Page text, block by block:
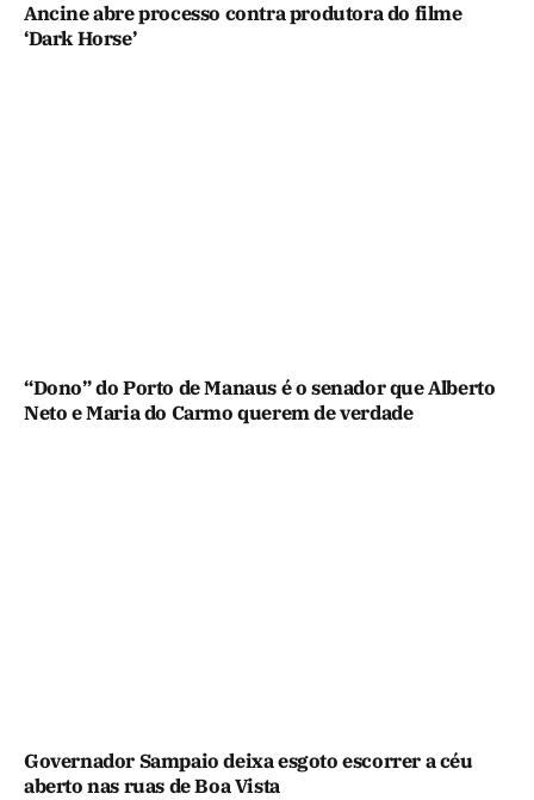
Ancine abre processo contra produtora do filme
‘Dark Horse’
“Dono” do Porto de Manaus é o senador que Alberto
Neto e Maria do Carmo querem de verdade
Governador Sampaio deixa esgoto escorrer a céu
aberto nas ruas de Boa Vista